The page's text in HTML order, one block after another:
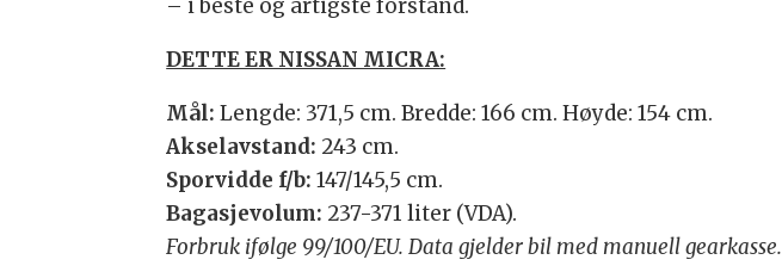
– i beste og artigste forstand.
DETTE ER NISSAN MICRA:
Mål: Lengde: 371,5 cm. Bredde: 166 cm. Høyde: 154 cm.
Akselavstand: 243 cm.
Sporvidde f/b: 147/145,5 cm.
Bagasjevolum: 237-371 liter (VDA).
Forbruk ifølge 99/100/EU. Data gjelder bil med manuell gearkasse.